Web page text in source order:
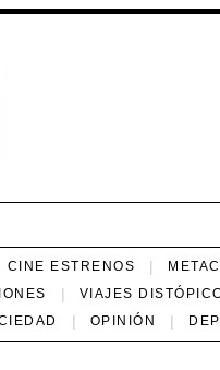
CINE ESTRENOS
VIAJES
OPINIÓN